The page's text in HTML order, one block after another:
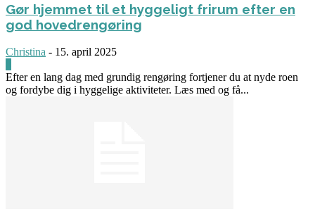
Gør hjemmet til et hyggeligt frirum efter en
god hovedrengøring
Christina - 15. april 2025
Efter en lang dag med grundig rengøring fortjener du at nyde roen
og fordybe dig i hyggelige aktiviteter. Læs med og få...